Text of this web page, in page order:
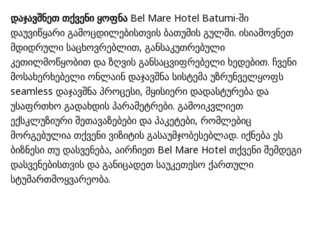
დაჯავშნეთ თქვენი ყოფნა Bel Mare Hotel Batumi-ში
დაუვიწყარი გამოცდილებისთვის ბათუმის გულში. ისიამოვნეთ
მდიდრული საცხოვრებლით, განსაკუთრებული
კეთილმოწყობით და ზღვის განსაცვიფრებელი ხედებით. ჩვენი
მოსახერხებელი ონლაინ დაჯავშნა სისტემა უზრუნველყოფს
seamless დაჯავშნა პროცესი, მყისიერი დადასტურება და
უსაფრთხო გადახდის პარამეტრები. გამოიკვლიეთ
ექსკლუზიური შეთავაზებები და პაკეტები, რომლებიც
მორგებულია თქვენი ვიზიტის გასაუმჯობესებლად. იქნება ეს
ბიზნესი თუ დასვენება, აირჩიეთ Bel Mare Hotel თქვენი შემდეგი
დასვენებისთვის და განიცადეთ საუკეთესო ქართული
სტუმართმოყვარეობა.